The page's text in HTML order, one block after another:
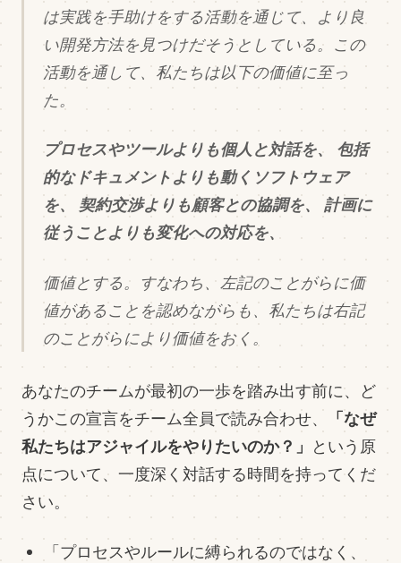
は実践を手助けをする活動を通じて、より良
い開発方法を見つけだそうとしている。この
活動を通して、私たちは以下の価値に至っ
た。
プロセスやツールよりも個人と対話を、
包括
的なドキュメントよりも動くソフトウェア
を、
契約交渉よりも顧客との協調を、
計画に
従うことよりも変化への対応を、
価値とする。すなわち、左記のことがらに価
値があることを認めながらも、私たちは右記
のことがらにより価値をおく。
あなたのチームが最初の一歩を踏み出す前に、ど
うかこの宣言をチーム全員で読み合わせ、
「なぜ
私たちはアジャイルをやりたいのか？」 という原
点について、一度深く対話する時間を持ってくだ
さい。
「プロセスやルールに縛られるのではなく、